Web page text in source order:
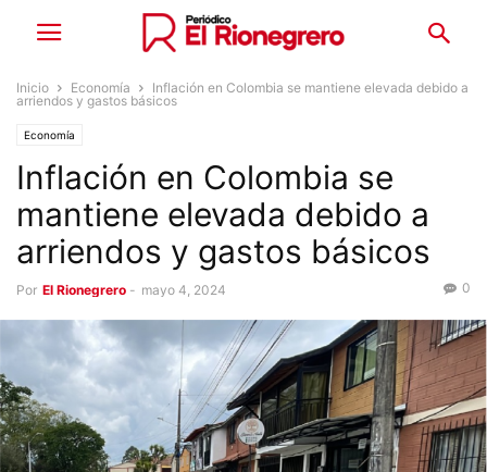
Inicio Economía
Inflación en Colombia se mantiene elevada debido a
arriendos y gastos básicos
Economía
Inflación en Colombia se
mantiene elevada debido a
arriendos y gastos básicos
Por El Rionegrero - mayo 4, 2024 0